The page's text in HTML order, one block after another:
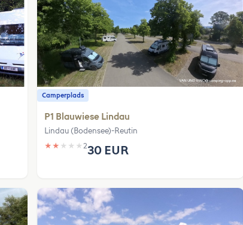
Camperplads
P1 Blauwiese Lindau
Lindau (Bodensee)-Reutin
★ ★ ★ ★ ★230 EUR